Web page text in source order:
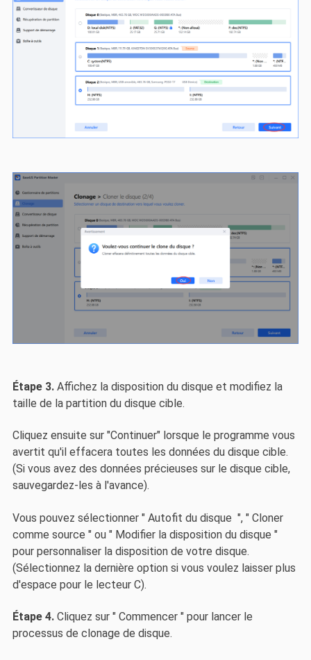
Étape 3. Affichez la disposition du disque et modifiez la
taille de la partition du disque cible.
Cliquez ensuite sur "Continuer" lorsque le programme vous
avertit qu'il effacera toutes les données du disque cible.
(Si vous avez des données précieuses sur le disque cible,
sauvegardez-les à l'avance).
Vous pouvez sélectionner " Autofit du disque ", " Cloner
comme source " ou " Modifier la disposition du disque "
pour personnaliser la disposition de votre disque.
(Sélectionnez la dernière option si vous voulez laisser plus
d'espace pour le lecteur C).
Étape 4.Cliquez sur " Commencer " pour lancer le
processus de clonage de disque.